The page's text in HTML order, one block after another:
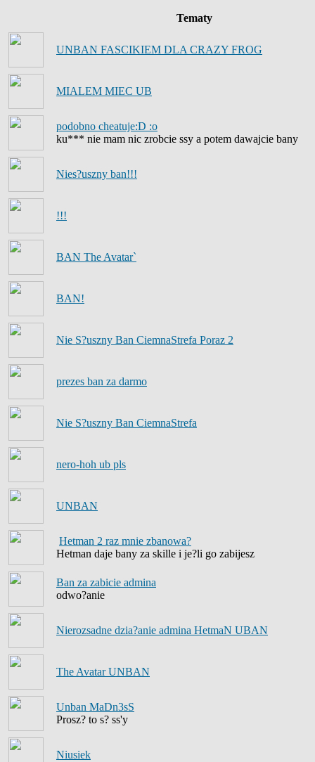
Tematy
UNBAN FASCIKIEM DLA CRAZY FROG
MIALEM MIEC UB
podobno cheatuje:D :o
ku*** nie mam nic zrobcie ssy a potem dawajcie bany
Nies?uszny ban!!!
!!!
BAN The Avatar`
BAN!
Nie S?uszny Ban CiemnaStrefa Poraz 2
prezes ban za darmo
Nie S?uszny Ban CiemnaStrefa
nero-hoh ub pls
UNBAN
Hetman 2 raz mnie zbanowa?
Hetman daje bany za skille i je?li go zabijesz
Ban za zabicie admina
odwo?anie
Nierozsadne dzia?anie admina HetmaN UBAN
The Avatar UNBAN
Unban MaDn3sS
Prosz? to s? ss'y
Niusiek